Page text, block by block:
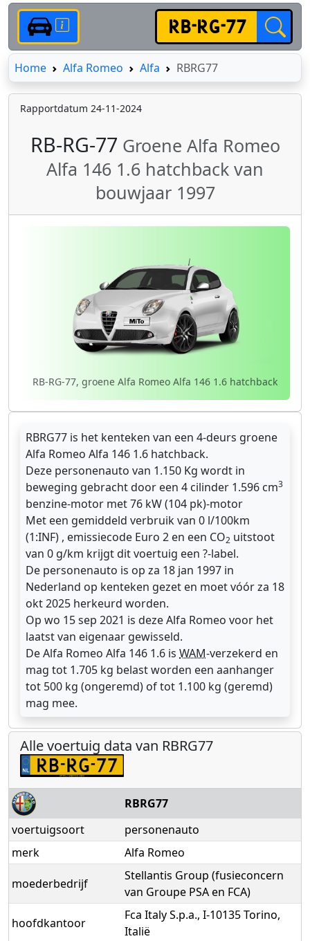
HomeHomeAlfa Romeo Alfa RBRG77
Rapportdatum 24-11-2024
RB-RG-77 Groene Alfa Romeo
Alfa 146 1.6 hatchback van
bouwjaar 1997
RB-RG-77, groene Alfa Romeo Alfa 146 1.6 hatchback
RBRG77 is het kenteken van een 4-deurs groene
Alfa Romeo Alfa 146 1.6 hatchback.
Deze personenauto van 1.150 Kg wordt in
beweging gebracht door een 4 cilinder 1.596 cm3
benzine-motor met 76 kW (104 pk)-motor
Met een gemiddeld verbruik van 0 l/100km
(1:INF) , emissiecode Euro 2 en een CO2 uitstoot
van 0 g/km krijgt dit voertuig een ?-label.
De personenauto is op za 18 jan 1997 in
Nederland op kenteken gezet en moet vóór za 18
okt 2025 herkeurd worden.
Op wo 15 sep 2021 is deze Alfa Romeo voor het
laatst van eigenaar gewisseld.
De Alfa Romeo Alfa 146 1.6 is WAM-verzekerd en
mag tot 1.705 kg belast worden een aanhanger
tot 500 kg (ongeremd) of tot 1.100 kg (geremd)
mag mee.
Alle voertuig data van RBRG77
RBRG77
voertuigsoort
personenauto
merk
Alfa Romeo
moederbedrijf
Stellantis Group (fusieconcern
van Groupe PSA en FCA)
hoofdkantoor
Fca Italy S.p.a., I-10135 Torino,
Italië